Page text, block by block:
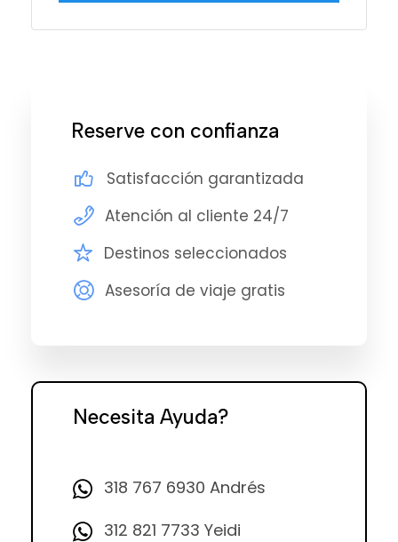
Reserve con confianza
Satisfacción garantizada
Atención al cliente 24/7
Destinos seleccionados
Asesoría de viaje gratis
Necesita Ayuda?
318 767 6930 Andrés
312 821 7733 Yeidi